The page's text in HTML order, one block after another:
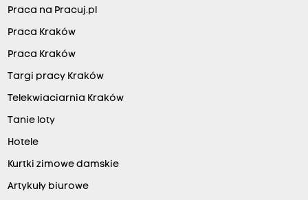
Praca na Pracuj.pl
Praca Kraków
Praca Kraków
Targi pracy Kraków
Telekwiaciarnia Kraków
Tanie loty
Hotele
Kurtki zimowe damskie
Artykuły biurowe